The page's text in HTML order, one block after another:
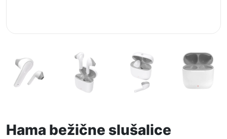
Hama bežične slušalice